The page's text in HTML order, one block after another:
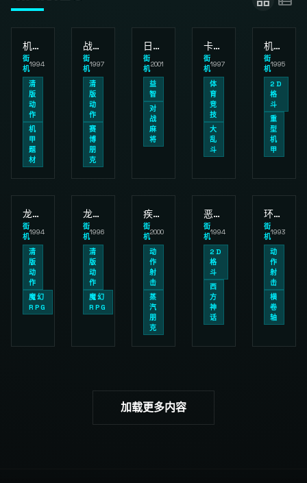
机甲战士 / 机甲装备: 攻关版
街
机
1994
清
版
动
作
机
甲
题
材
战斗回路
街
机
1997
清
版
动
作
赛
博
朋
克
日本益智麻将牌 - 长江
街
机
2001
益
智
对
战
麻
将
卡普空运动俱乐部
街
机
1997
体
育
竞
技
大
乱
斗
机甲战士: 全金属狂潮
街
机
1995
2D
格
斗
重
型
机
甲
龙与地下城 - 毁灭之塔
街
机
1994
清
版
动
作
魔幻
RPG
龙与地下城 2 - 暗黑秘影
街
机
1996
清
版
动
作
魔幻
RPG
疾风魔法大作战
街
机
2000
动
作
射
击
蒸
汽
朋
克
恶魔战士 - 午夜斗士
街
机
1994
2D
格
斗
西
方
神
话
环保战士
街
机
1993
动
作
射
击
横
卷
轴
加载更多内容